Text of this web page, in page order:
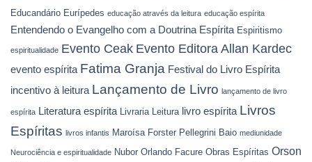
Educandário Eurípedes educação através da leitura educação espírita
Entendendo o Evangelho com a Doutrina Espírita Espiritismo
espiritualidade Evento Ceak Evento Editora Allan Kardec
evento espírita Fatima Granja Festival do Livro Espírita
incentivo à leitura Lançamento de Livro lançamento de livro
espírita Literatura espírita Livraria Leitura livro espírita Livros
Espíritas livros infantis Maroísa Forster Pellegrini Baio mediunidade
Neurociência e espiritualidade Nubor Orlando Facure Obras Espíritas Orson